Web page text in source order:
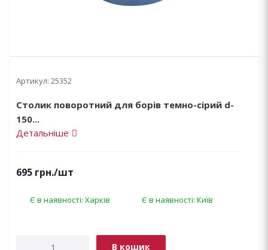
Артикул: 25352
Столик поворотний для борів темно-сірий d-
150...
Детальніше
695 грн./шт
Є в наявності: Харків Є в наявності: Київ
В кошик